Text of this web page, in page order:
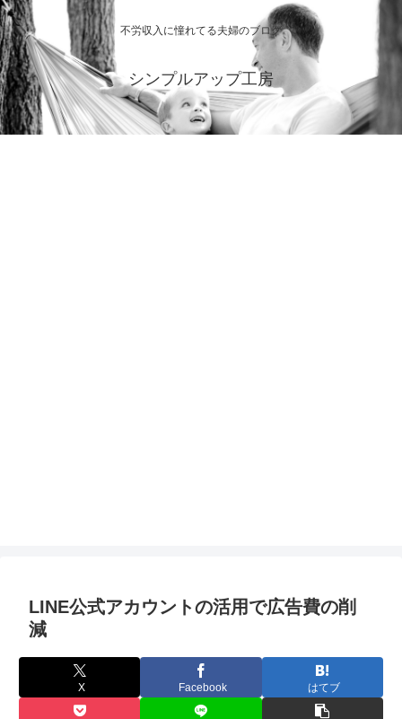
不労収入に憧れてる夫婦のブログ
シンプルアップ工房
LINE公式アカウントの活用で広告費の削
減
X Facebook はてブ